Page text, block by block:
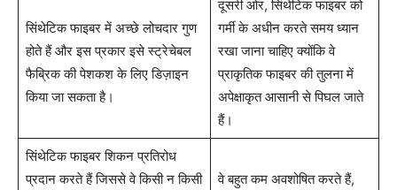
सिंथेटिक फाइबर में अच्छे लोचदार गुण
होते हैं और इस प्रकार इसे स्ट्रेचेबल
फैब्रिक की पेशकश के लिए डिज़ाइन
किया जा सकता है।
दूसरी ओर, सिंथेटिक फाइबर को
गर्मी के अधीन करते समय ध्यान
रखा जाना चाहिए क्योंकि वे
प्राकृतिक फाइबर की तुलना में
अपेक्षाकृत आसानी से पिघल जाते
हैं।
सिंथेटिक फाइबर शिकन प्रतिरोध
प्रदान करते हैं जिससे वे किसी न किसी
वे बहुत कम अवशोषित करते हैं,